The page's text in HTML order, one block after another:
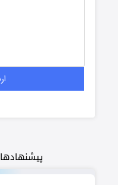
پیشنهادها